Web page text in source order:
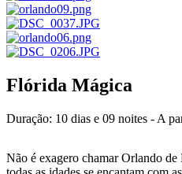
Flórida Mágica
Duração: 10 dias e 09 noites - A
Não é exagero chamar Orlando